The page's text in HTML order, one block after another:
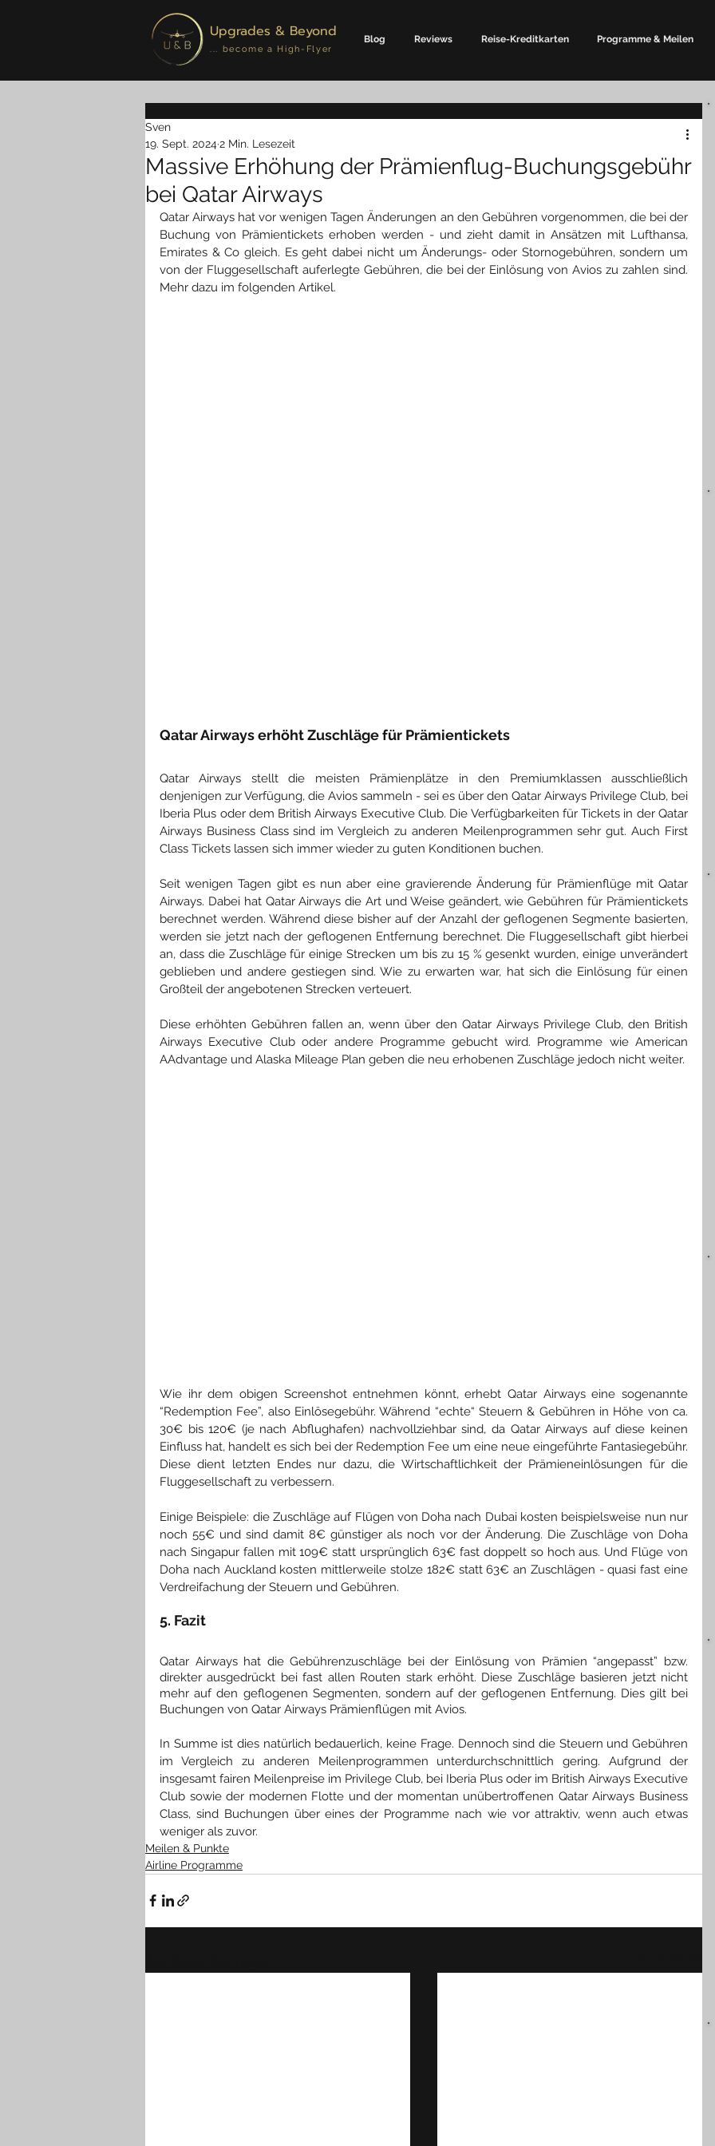
Upgrades & Beyond
... become a High-Flyer
Blog Reviews Reise-Kreditkarten Programme & Meilen
Massive Erhöhung der Prämienflug-Buchungsgebühr
bei Qatar Airways
Sven
19. Sept. 2024 2 Min. Lesezeit
Qatar Airways hat vor wenigen Tagen Änderungen an den Gebühren vorgenommen, die bei der
Buchung von Prämientickets erhoben werden - und zieht damit in Ansätzen mit Lufthansa,
Emirates & Co gleich. Es geht dabei nicht um Änderungs- oder Stornogebühren, sondern um
von der Fluggesellschaft auferlegte Gebühren, die bei der Einlösung von Avios zu zahlen sind.
Mehr dazu im folgenden Artikel.
Qatar Airways erhöht Zuschläge für Prämientickets
Qatar Airways stellt die meisten Prämienplätze in den Premiumklassen ausschließlich
denjenigen zur Verfügung, die Avios sammeln - sei es über den Qatar Airways Privilege Club, bei
Iberia Plus oder dem British Airways Executive Club. Die Verfügbarkeiten für Tickets in der Qatar
Airways Business Class sind im Vergleich zu anderen Meilenprogrammen sehr gut. Auch First
Class Tickets lassen sich immer wieder zu guten Konditionen buchen.
Seit wenigen Tagen gibt es nun aber eine gravierende Änderung für Prämienflüge mit Qatar
Airways. Dabei hat Qatar Airways die Art und Weise geändert, wie Gebühren für Prämientickets
berechnet werden. Während diese bisher auf der Anzahl der geflogenen Segmente basierten,
werden sie jetzt nach der geflogenen Entfernung berechnet. Die Fluggesellschaft gibt hierbei
an, dass die Zuschläge für einige Strecken um bis zu 15 % gesenkt wurden, einige unverändert
geblieben und andere gestiegen sind. Wie zu erwarten war, hat sich die Einlösung für einen
Großteil der angebotenen Strecken verteuert.
Diese erhöhten Gebühren fallen an, wenn über den Qatar Airways Privilege Club, den British
Airways Executive Club oder andere Programme gebucht wird. Programme wie American
AAdvantage und Alaska Mileage Plan geben die neu erhobenen Zuschläge jedoch nicht weiter.
Wie ihr dem obigen Screenshot entnehmen könnt, erhebt Qatar Airways eine sogenannte
“Redemption Fee”, also Einlösegebühr. Während “echte“ Steuern & Gebühren in Höhe von ca.
30€ bis 120€ (je nach Abflughafen) nachvollziehbar sind, da Qatar Airways auf diese keinen
Einfluss hat, handelt es sich bei der Redemption Fee um eine neue eingeführte Fantasiegebühr.
Diese dient letzten Endes nur dazu, die Wirtschaftlichkeit der Prämieneinlösungen für die
Fluggesellschaft zu verbessern.
Einige Beispiele: die Zuschläge auf Flügen von Doha nach Dubai kosten beispielsweise nun nur
noch 55€ und sind damit 8€ günstiger als noch vor der Änderung. Die Zuschläge von Doha
nach Singapur fallen mit 109€ statt ursprünglich 63€ fast doppelt so hoch aus. Und Flüge von
Doha nach Auckland kosten mittlerweile stolze 182€ statt 63€ an Zuschlägen - quasi fast eine
Verdreifachung der Steuern und Gebühren.
5. Fazit
Qatar Airways hat die Gebührenzuschläge bei der Einlösung von Prämien “angepasst” bzw.
direkter ausgedrückt bei fast allen Routen stark erhöht. Diese Zuschläge basieren jetzt nicht
mehr auf den geflogenen Segmenten, sondern auf der geflogenen Entfernung. Dies gilt bei
Buchungen von Qatar Airways Prämienflügen mit Avios.
In Summe ist dies natürlich bedauerlich, keine Frage. Dennoch sind die Steuern und Gebühren
im Vergleich zu anderen Meilenprogrammen unterdurchschnittlich gering. Aufgrund der
insgesamt fairen Meilenpreise im Privilege Club, bei Iberia Plus oder im British Airways Executive
Club sowie der modernen Flotte und der momentan unübertroffenen Qatar Airways Business
Class, sind Buchungen über eines der Programme nach wie vor attraktiv, wenn auch etwas
weniger als zuvor.
Meilen & Punkte
Airline Programme